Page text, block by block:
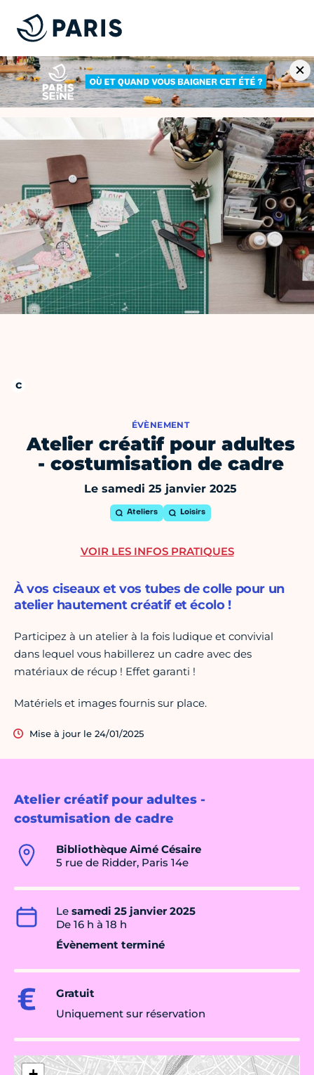
ÉVÈNEMENT
Atelier créatif pour adultes
- costumisation de cadre
Le samedi 25 janvier 2025
Ateliers Loisirs
Atelier créatif pour adultes -
costumisation de cadre
Bibliothèque Aimé Césaire
5 rue de Ridder, Paris 14e
Le samedi 25 janvier 2025
De 16 h à 18 h
Évènement terminé
Gratuit
Uniquement sur réservation
À vos ciseaux et vos tubes de colle pour un
atelier hautement créatif et écolo !
Participez à un atelier à la fois ludique et convivial
dans lequel vous habillerez un cadre avec des
matériaux de récup ! Effet garanti !
Matériels et images fournis sur place.
Mise à jour le 24/01/2025
VOIR LES INFOS PRATIQUES